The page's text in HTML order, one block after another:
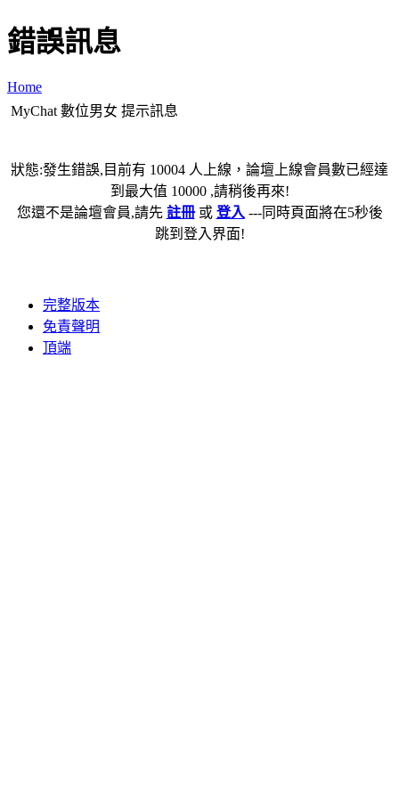
錯誤訊息
Home
MyChat 數位男女 提示訊息
狀態:發生錯誤,目前有 10004 人上線，論壇上線會員數已經達
到最大值 10000 ,請稍後再來!
您還不是論壇會員,請先 註冊或 登入 ---同時頁面將在5秒後
跳到登入界面!
完整版本
免責聲明
頂端